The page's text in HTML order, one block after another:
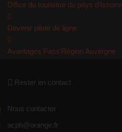
Office du tourisme du pays d'Issoire
Devenir pilote de ligne
Avantages Pass’Région Auvergne
Rester en contact
Nous contacter
acph@orange.fr